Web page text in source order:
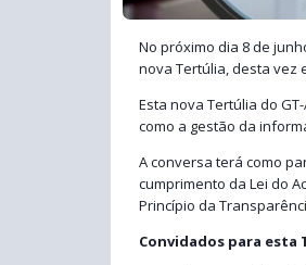
No próximo dia 8 de
nova Tertúlia, desta vez
Esta nova Tertúlia do
como a gestão da
A conversa terá como
cumprimento da Lei do
Princípio da
Convidados para esta